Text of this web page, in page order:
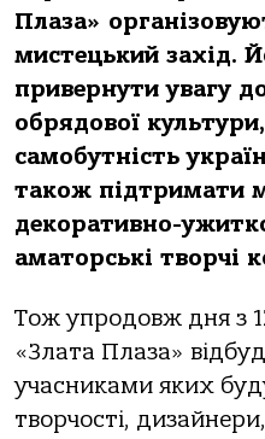
Плаза»
мистецький захід.
привернути увагу
обрядової
самобутність
також підтримати
декоративно-
аматорські творчі
Тож упродовж дня з
«Злата Плаза»
учасниками яких
творчості,